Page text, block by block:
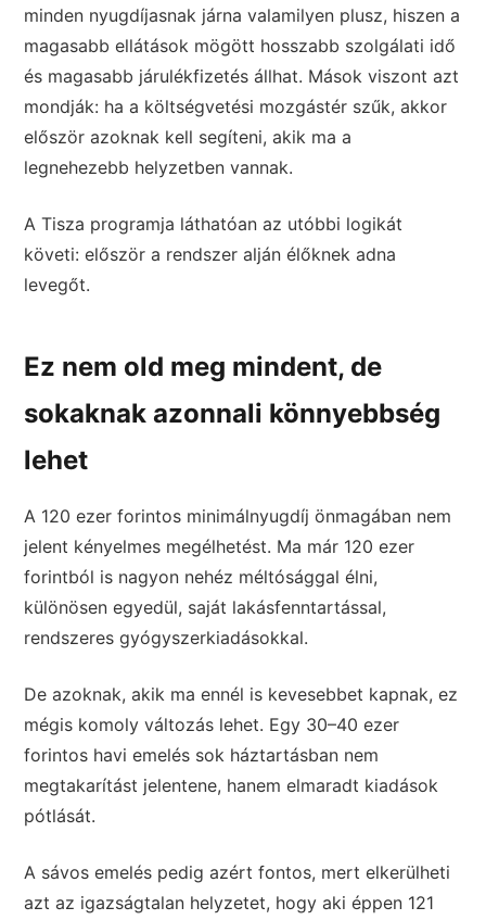
minden nyugdíjasnak járna valamilyen plusz, hiszen a
magasabb ellátások mögött hosszabb szolgálati idő
és magasabb járulékfizetés állhat. Mások viszont azt
mondják: ha a költségvetési mozgástér szűk, akkor
először azoknak kell segíteni, akik ma a
legnehezebb helyzetben vannak.
A Tisza programja láthatóan az utóbbi logikát
követi: először a rendszer alján élőknek adna
levegőt.
Ez nem old meg mindent, de
sokaknak azonnali könnyebbség
lehet
A 120 ezer forintos minimálnyugdíj önmagában nem
jelent kényelmes megélhetést. Ma már 120 ezer
forintból is nagyon nehéz méltósággal élni,
különösen egyedül, saját lakásfenntartással,
rendszeres gyógyszerkiadásokkal.
De azoknak, akik ma ennél is kevesebbet kapnak, ez
mégis komoly változás lehet. Egy 30–40 ezer
forintos havi emelés sok háztartásban nem
megtakarítást jelentene, hanem elmaradt kiadások
pótlását.
A sávos emelés pedig azért fontos, mert elkerülheti
azt az igazságtalan helyzetet, hogy aki éppen 121